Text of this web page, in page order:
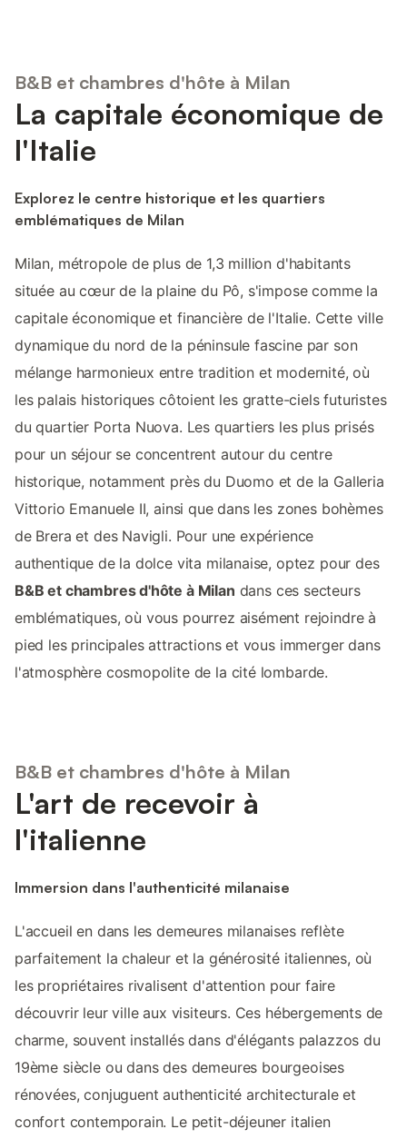
B&B et chambres d'hôte à Milan
La capitale économique de
l'Italie
Explorez le centre historique et les quartiers
emblématiques de Milan
Milan, métropole de plus de 1,3 million d'habitants
située au cœur de la plaine du Pô, s'impose comme la
capitale économique et financière de l'Italie. Cette ville
dynamique du nord de la péninsule fascine par son
mélange harmonieux entre tradition et modernité, où
les palais historiques côtoient les gratte-ciels futuristes
du quartier Porta Nuova. Les quartiers les plus prisés
pour un séjour se concentrent autour du centre
historique, notamment près du Duomo et de la Galleria
Vittorio Emanuele II, ainsi que dans les zones bohèmes
de Brera et des Navigli. Pour une expérience
authentique de la dolce vita milanaise, optez pour des
B&B et chambres d'hôte à Milan dans ces secteurs
emblématiques, où vous pourrez aisément rejoindre à
pied les principales attractions et vous immerger dans
l'atmosphère cosmopolite de la cité lombarde.
B&B et chambres d'hôte à Milan
L'art de recevoir à
l'italienne
Immersion dans l'authenticité milanaise
L'accueil en dans les demeures milanaises reflète
parfaitement la chaleur et la générosité italiennes, où
les propriétaires rivalisent d'attention pour faire
découvrir leur ville aux visiteurs. Ces hébergements de
charme, souvent installés dans d'élégants palazzos du
19ème siècle ou dans des demeures bourgeoises
rénovées, conjuguent authenticité architecturale et
confort contemporain. Le petit-déjeuner italien